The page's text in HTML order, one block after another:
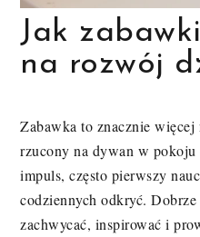
Jak
na rozwój
Zabawka to znacznie
rzucony na dywan w pokoju
impuls, często pierwszy
codziennych odkryć.
zachwycać, inspirować i